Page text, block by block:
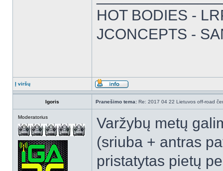
HOT BODIES -
JCONCEPTS -
Į viršų
Igoris Pranešimo tema: Re: 2017 04 22 Lietuvos off-road
Moderatorius
Varžybų metų
(sriuba + antras
pristatytas pietų